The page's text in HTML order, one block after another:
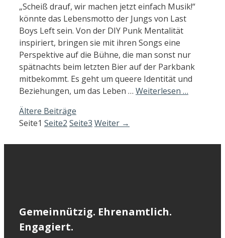
„Scheiß drauf, wir machen jetzt einfach Musik!“
könnte das Lebensmotto der Jungs von Last
Boys Left sein. Von der DIY Punk Mentalität
inspiriert, bringen sie mit ihren Songs eine
Perspektive auf die Bühne, die man sonst nur
spätnachts beim letzten Bier auf der Parkbank
mitbekommt. Es geht um queere Identität und
Beziehungen, um das Leben … Weiterlesen …
Ältere Beiträge
Seite1 Seite2 Seite3 Weiter →
Gemeinnützig. Ehrenamtlich.
Engagiert.